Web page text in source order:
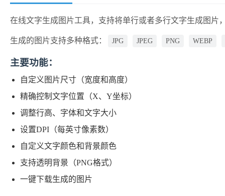
在线文字生成图片工具，支持将单行或者多行文字生成图
生成的图片支持多种格式： JPG JPEG PNG WEBP
主要功能：
自定义图片尺寸（宽度和高度）
精确控制文字位置（X、Y坐标）
调整行高、字体和文字大小
设置DPI（每英寸像素数）
自定义文字颜色和背景颜色
支持透明背景（PNG格式）
一键下载生成的图片